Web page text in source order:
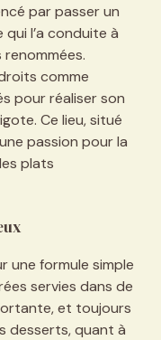
par passer un
qui l’a conduite à
comme
pour réaliser son
Ce lieu, situé
passion pour la
plats
une formule simple
servies dans de
et toujours
desserts, quant à